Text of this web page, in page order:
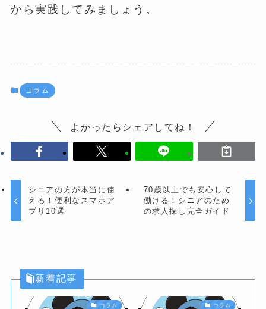
から実践してみましょう。
コラム
よかったらシェアしてね！
シニアの方が本当に使
える！便利なスマホア
プリ10選
70歳以上でも安心して
働ける！シニアのため
の求人探し完全ガイド
新着記事
コラム コラム